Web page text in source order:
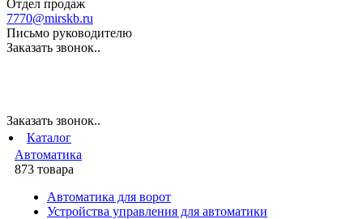
Отдел продаж
7770@mirskb.ru
Письмо руководителю
Заказать звонок..
Заказать звонок..
Каталог
Автоматика
873 товара
Автоматика для ворот
Устройства управления для автоматики